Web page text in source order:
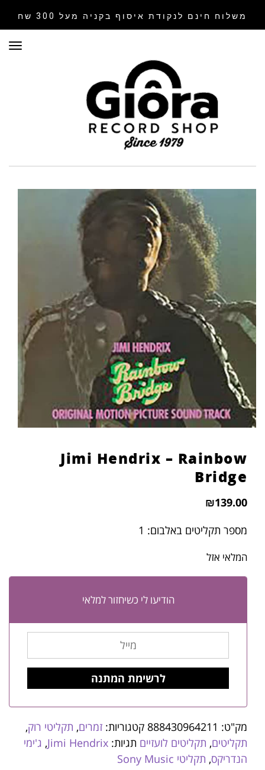
משלוח חינם לנקודת איסוף בקניה מעל 300 שח
Jimi Hendrix – Rainbow
Bridge
₪139.00
מספר תקליטים באלבום: 1
המלאי אזל
הודיעו לי כשיחזור למלאי
מק"ט: 888430964211 קטגוריות: זמרים, תקליטי רוק,
תקליטים, תקליטים לועזיים תגיות: Jimi Hendrix
, ג'ימי
הנדריקס, תקליטי Sony Music